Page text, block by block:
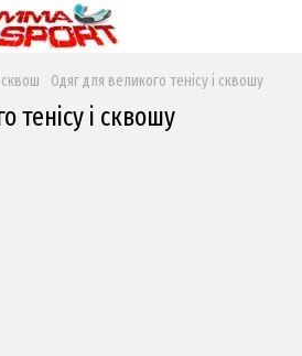
сквош Одяг для великого тенісу і сквошу
тенісу і сквошу